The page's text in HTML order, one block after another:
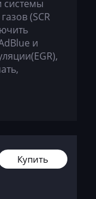
системы
(SCR
и
Купить